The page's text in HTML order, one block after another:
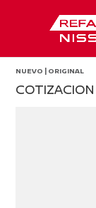
NUEVO | ORIGINAL